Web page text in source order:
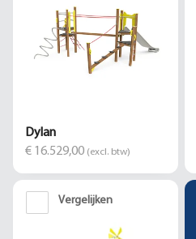
Dylan
€ 16.529,00 (excl. btw)
Vergelijken